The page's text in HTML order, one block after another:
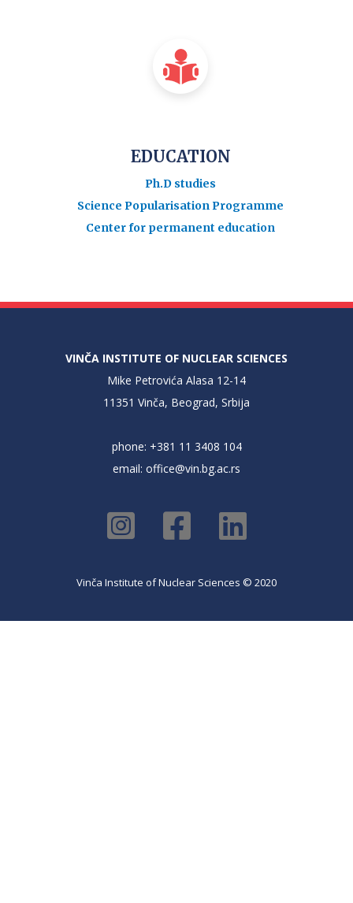
EDUCATION
Ph.D studies
Science Popularisation Programme
Center for permanent education
VINČA INSTITUTE OF NUCLEAR SCIENCES
Mike Petrovića Alasa 12-14
11351 Vinča, Beograd, Srbija
phone: +381 11 3408 104
email: office@vin.bg.ac.rs
Vinča Institute of Nuclear Sciences © 2020